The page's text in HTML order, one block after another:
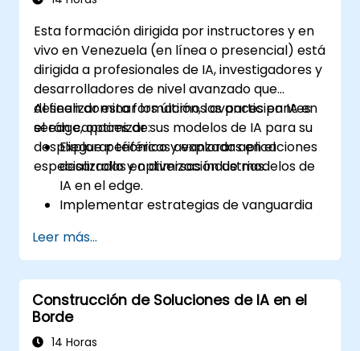
Esta formación dirigida por instructores y en
vivo en Venezuela (en línea o presencial) está
dirigida a profesionales de IA, investigadores y
desarrolladores de nivel avanzado que
deseen dominar los últimos avances en IA en
el edge, optimizar sus modelos de IA para su
despliegue periférico y explorar aplicaciones
especializadas en diversas industrias.
Al finalizar esta formación, los participantes
serán capaces de:
Explorar técnicas avanzadas en el
desarrollo y optimización de modelos de
IA en el edge.
Implementar estrategias de vanguardia
dispositivos periféricos.
Utilizar herramientas y marcos de trabajo
especializados para aplicaciones
avanzadas de IA en el edge.
Optimizar el rendimiento y la eficiencia de
las soluciones de IA en el edge.
Leer más...
Construcción de Soluciones de IA en el
Borde
14 Horas